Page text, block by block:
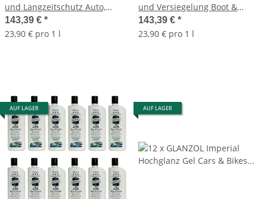
und Langzeitschutz Auto,
Motorrad & Busse 500ml
Autopolitur
143,39 € *
23,90 € pro 1 l
und Versiegelung Boot &
Caravan 500ml Autopolitur
143,39 € *
23,90 € pro 1 l
AUF LAGER AUF LAGER